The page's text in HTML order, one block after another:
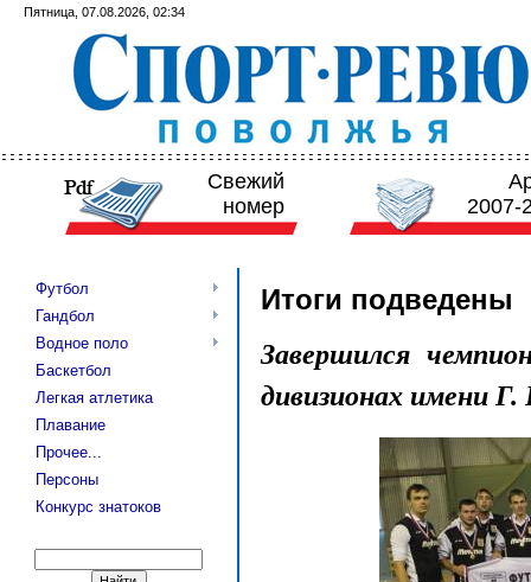
Пятница, 07.08.2026, 02:34
Свежий
номер
2007-
Футбол
Гандбол
Водное поло
Баскетбол
Легкая атлетика
Плавание
Прочее...
Персоны
Конкурс знатоков
Итоги подведены
Завершился
дивизионах имени